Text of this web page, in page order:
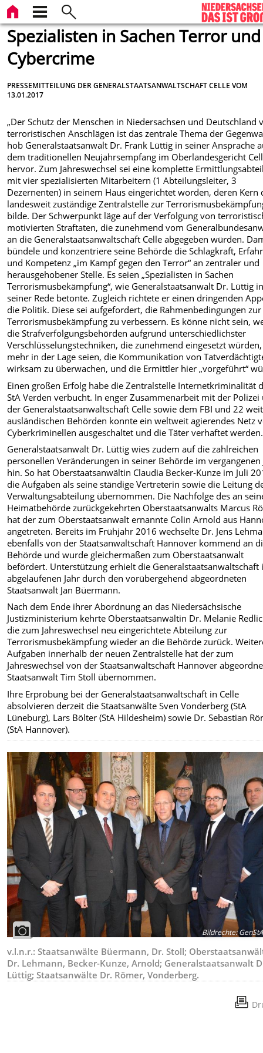
Spezialisten in Sachen Terror und
Cybercrime
PRESSEMITTEILUNG DER GENERALSTAATSANWALTSCHAFT CELLE VOM
13.01.2017
„Der Schutz der Menschen in Niedersachsen und Deutschland
terroristischen Anschlägen ist das zentrale Thema der
hob Generalstaatsanwalt Dr. Frank Lüttig in seiner Ansprache
dem traditionellen Neujahrsempfang im Oberlandesgericht
hervor. Zum Jahreswechsel sei eine komplette
mit vier spezialisierten Mitarbeitern (1 Abteilungsleiter, 3
Dezernenten) in seinem Haus eingerichtet worden, deren Kern
landesweit zuständige Zentralstelle zur
bilde. Der Schwerpunkt läge auf der Verfolgung von
motivierten Straftaten, die zunehmend vom
an die Generalstaatsanwaltschaft Celle abgegeben würden.
bündele und konzentriere seine Behörde die Schlagkraft,
und Kompetenz „im Kampf gegen den Terror“ an zentraler und
herausgehobener Stelle. Es seien „Spezialisten in Sachen
Terrorismusbekämpfung“, wie Generalstaatsanwalt Dr. Lüttig
seiner Rede betonte. Zugleich richtete er einen dringenden
die Politik. Diese sei aufgefordert, die Rahmenbedingungen zur
Terrorismusbekämpfung zu verbessern. Es könne nicht sein,
die Strafverfolgungsbehörden aufgrund unterschiedlichster
Verschlüsselungstechniken, die zunehmend eingesetzt
mehr in der Lage seien, die Kommunikation von
wirksam zu überwachen, und die Ermittler hier „vorgeführt“
Einen großen Erfolg habe die Zentralstelle Internetkriminalität
StA Verden verbucht. In enger Zusammenarbeit mit der Polizei
der Generalstaatsanwaltschaft Celle sowie dem FBI und 22
ausländischen Behörden konnte ein weltweit agierendes Netz
Cyberkriminellen ausgeschaltet und die Täter verhaftet werden.
Generalstaatsanwalt Dr. Lüttig wies zudem auf die zahlreichen
personellen Veränderungen in seiner Behörde im vergangenen
hin. So hat Oberstaatsanwältin Claudia Becker-Kunze im Juli
die Aufgaben als seine ständige Vertreterin sowie die Leitung
Verwaltungsabteilung übernommen. Die Nachfolge des an
Heimatbehörde zurückgekehrten Oberstaatsanwalts Marcus
hat der zum Oberstaatsanwalt ernannte Colin Arnold aus
angetreten. Bereits im Frühjahr 2016 wechselte Dr. Jens
ebenfalls von der Staatsanwaltschaft Hannover kommend an
Behörde und wurde gleichermaßen zum Oberstaatsanwalt
befördert. Unterstützung erhielt die Generalstaatsanwaltschaft
abgelaufenen Jahr durch den vorübergehend abgeordneten
Staatsanwalt Jan Büermann.
Nach dem Ende ihrer Abordnung an das Niedersächsische
Justizministerium kehrte Oberstaatsanwältin Dr. Melanie
die zum Jahreswechsel neu eingerichtete Abteilung zur
Terrorismusbekämpfung wieder an die Behörde zurück.
Aufgaben innerhalb der neuen Zentralstelle hat der zum
Jahreswechsel von der Staatsanwaltschaft Hannover
Staatsanwalt Tim Stoll übernommen.
Ihre Erprobung bei der Generalstaatsanwaltschaft in Celle
absolvieren derzeit die Staatsanwälte Sven Vonderberg (StA
Lüneburg), Lars Bölter (StA Hildesheim) sowie Dr. Sebastian
(StA Hannover).
Bildrechte:
v.l.n.r.: Staatsanwälte Büermann, Dr. Stoll;
Dr. Lehmann, Becker-Kunze, Arnold; Generalstaatsanwalt
Lüttig; Staatsanwälte Dr. Römer, Vonderberg.